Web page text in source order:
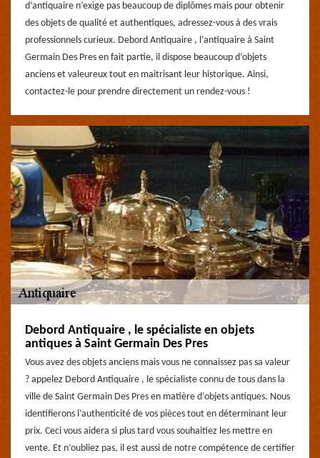
d’antiquaire n’exige pas beaucoup de diplômes mais pour obtenir
des objets de qualité et authentiques, adressez-vous à des vrais
professionnels curieux. Debord Antiquaire , l’antiquaire à Saint
Germain Des Pres en fait partie, il dispose beaucoup d’objets
anciens et valeureux tout en maitrisant leur historique. Ainsi,
contactez-le pour prendre directement un rendez-vous !
Debord Antiquaire , le spécialiste en objets
antiques à Saint Germain Des Pres
Vous avez des objets anciens mais vous ne connaissez pas sa valeur
? appelez Debord Antiquaire , le spécialiste connu de tous dans la
ville de Saint Germain Des Pres en matière d’objets antiques. Nous
identifierons l’authenticité de vos pièces tout en déterminant leur
prix. Ceci vous aidera si plus tard vous souhaitiez les mettre en
vente. Et n’oubliez pas, il est aussi de notre compétence de certifier